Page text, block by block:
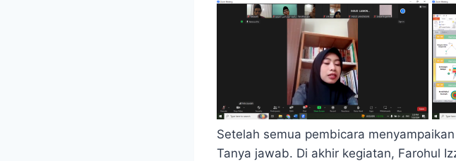
Setelah semua pembicara
Tanya jawab. Di akhir kegiatan, Farohul